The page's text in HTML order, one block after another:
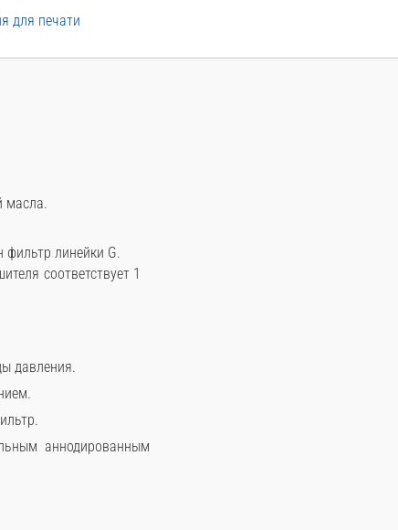
для печати
масла.
линейки G.
соответствует 1
давления.
аннодированным